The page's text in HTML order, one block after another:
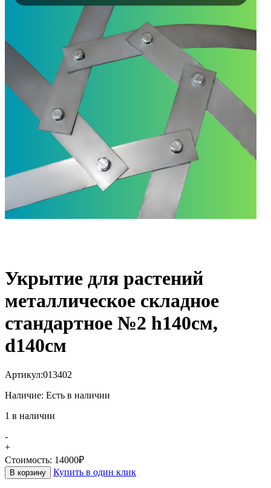
Укрытие для растений
металлическое складное
стандартное №2 h140cм,
d140cм
Артикул:013402
Наличие: Есть в наличии
1 в наличии
-
+
Стоимость: 14000₽
В корзину Купить в один клик